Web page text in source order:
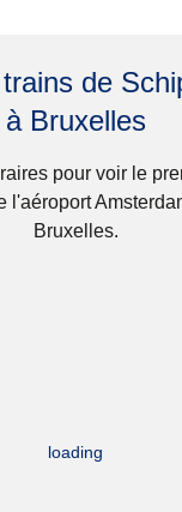
de
à Bruxelles
pour voir le
l'aéroport
Bruxelles.
loading